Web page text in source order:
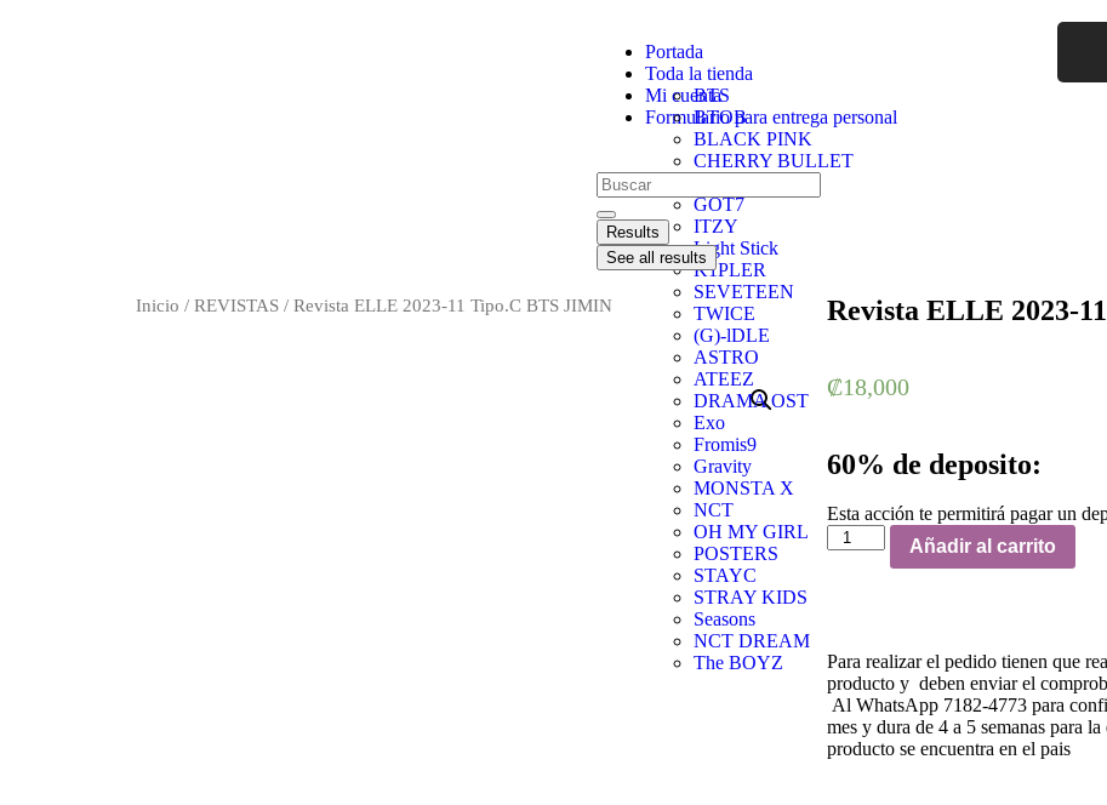
Portada
Toda la tienda
BTS
BTOB
BLACK PINK
CHERRY BULLET
GOT7
ITZY
Light Stick
K1PLER
SEVETEEN
TWICE
(G)-lDLE
ASTRO
ATEEZ
DRAMA OST
Exo
Fromis9
Gravity
MONSTA X
NCT
OH MY GIRL
POSTERS
STAYC
STRAY KIDS
Seasons
NCT DREAM
The BOYZ
Mi cuenta
Formulario para entrega personal
Results
See all results
Inicio / REVISTAS / Revista ELLE 2023-11 Tipo.C BTS JIMIN Revista ELLE 2023-
₡18,000
60% de deposito:
Esta acción te permitirá pagar un
Añadir al carrito
Para realizar el pedido tienen que
producto y deben enviar el
Al WhatsApp 7182-4773 para
mes y dura de 4 a 5 semanas para
producto se encuentra en el pais